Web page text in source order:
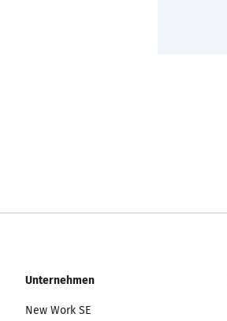
Unternehmen
New Work SE